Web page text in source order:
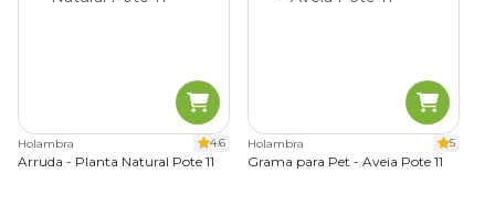
Holambra 4.6
Arruda - Planta Natural Pote 11
Holambra 5
Grama para Pet - Aveia Pote 11